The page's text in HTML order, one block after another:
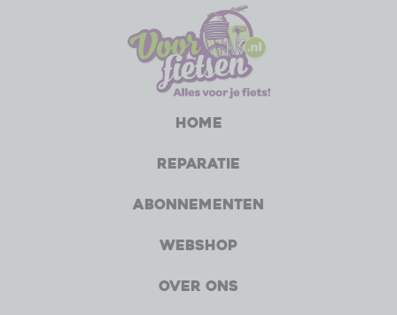
Home
Reparatie
Abonnementen
Webshop
Over ons